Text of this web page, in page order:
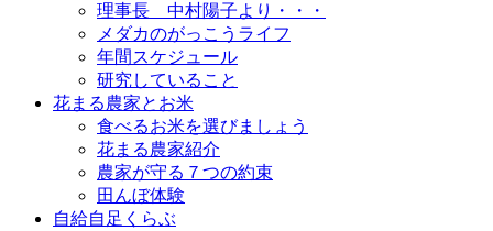
理事長 中村陽子より・・・
メダカのがっこうライフ
年間スケジュール
研究していること
花まる農家とお米
食べるお米を選びましょう
花まる農家紹介
農家が守る７つの約束
田んぼ体験
自給自足くらぶ